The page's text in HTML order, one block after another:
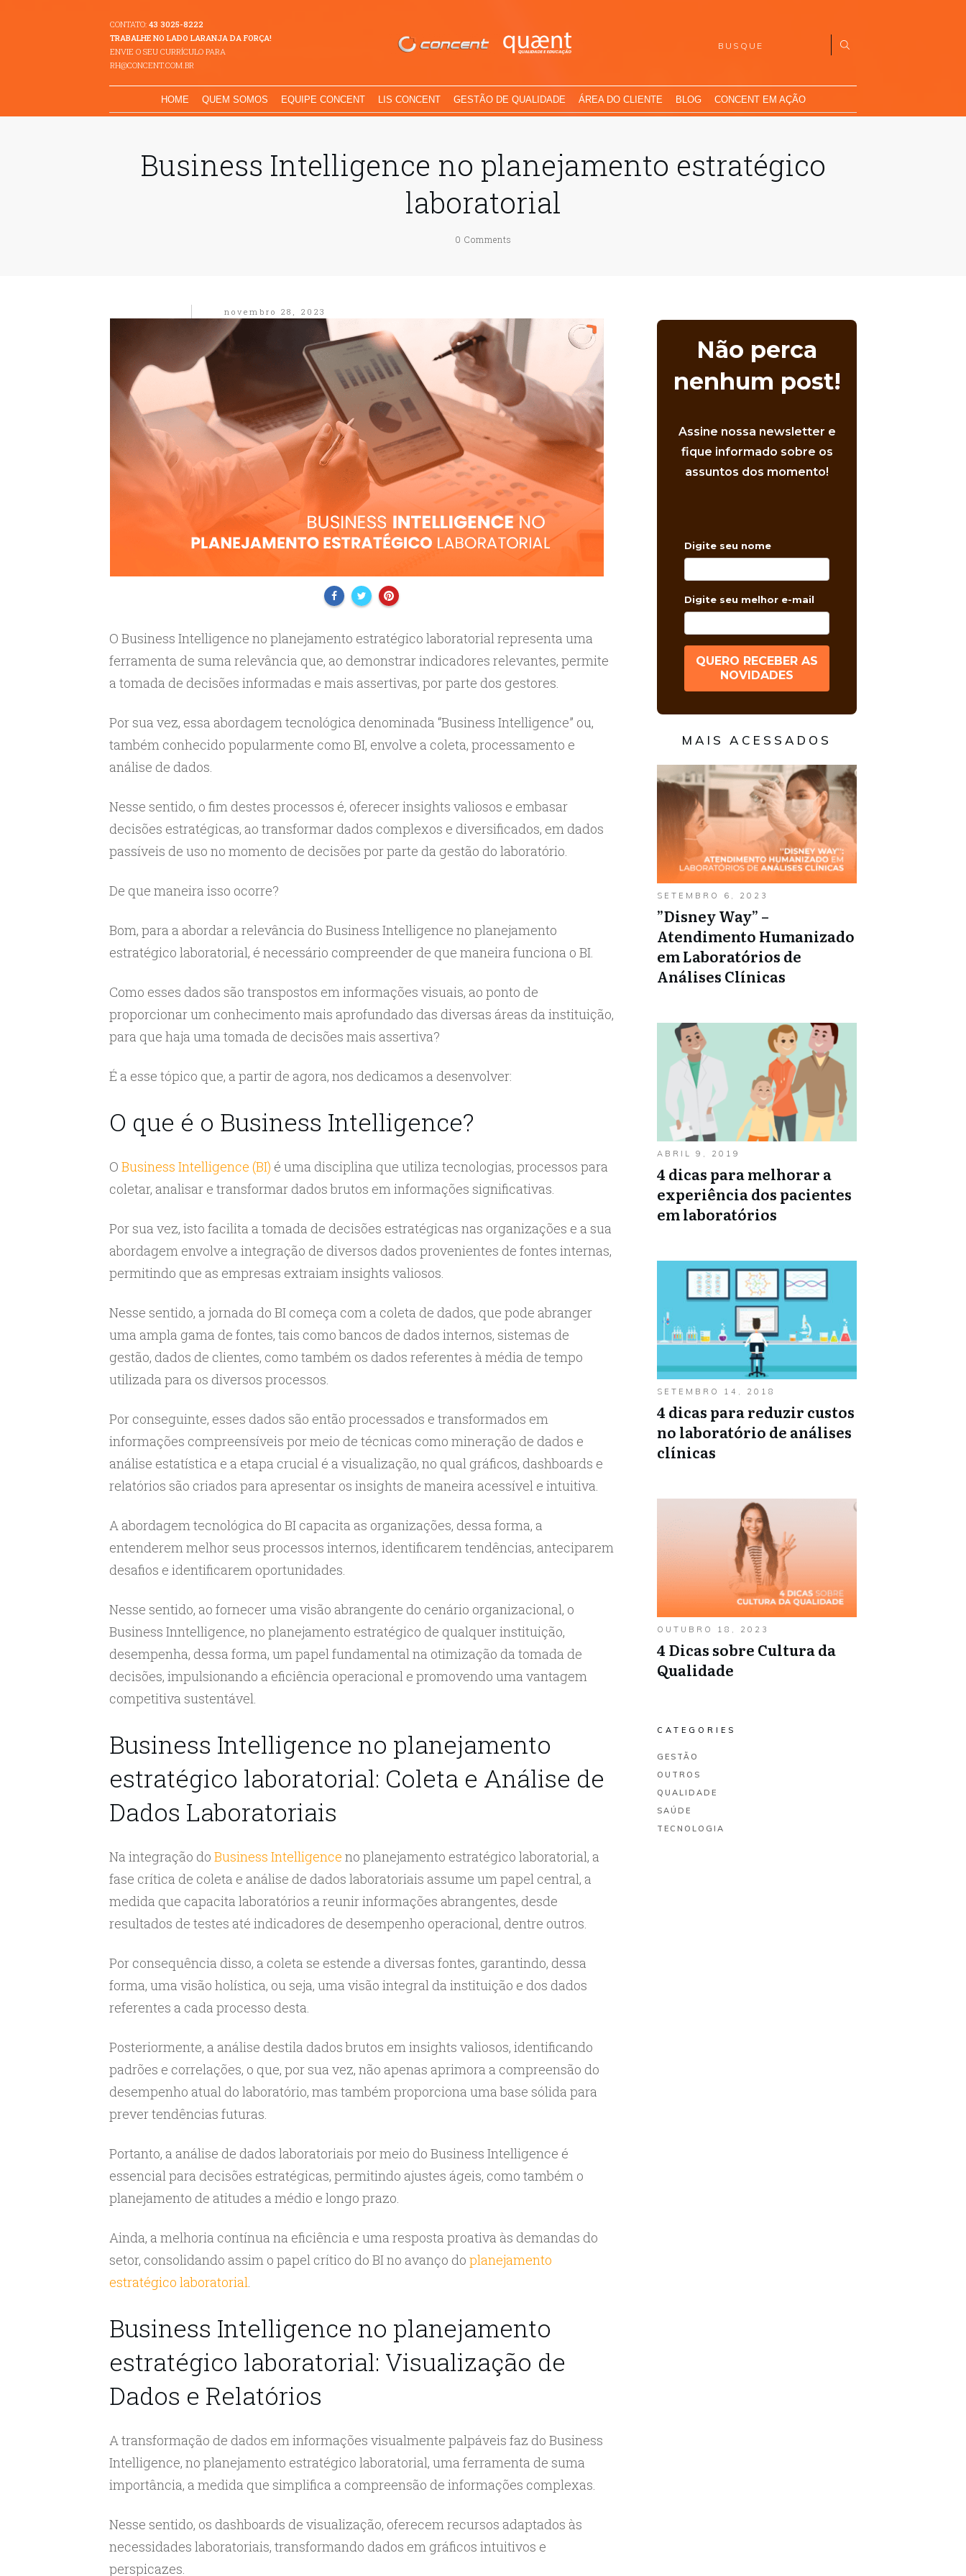
CONTATO: 43 3025-8222
TRABALHE NO LADO LARANJA DA FORÇA!
ENVIE O SEU CURRÍCULO PARA
RH@CONCENT.COM.BR
HOME QUEM SOMOS EQUIPE CONCENT LIS CONCENT GESTÃO DE QUALIDADE ÁREA DO CLIENTE BLOG CONCENT EM AÇÃO
Business Intelligence no planejamento estratégico
laboratorial
0 Comments
novembro 28, 2023
O Business Intelligence no planejamento estratégico laboratorial representa uma
ferramenta de suma relevância que, ao demonstrar indicadores relevantes, permite
a tomada de decisões informadas e mais assertivas, por parte dos gestores.
Por sua vez, essa abordagem tecnológica denominada “Business Intelligence” ou,
também conhecido popularmente como BI, envolve a coleta, processamento e
análise de dados.
Nesse sentido, o fim destes processos é, oferecer insights valiosos e embasar
decisões estratégicas, ao transformar dados complexos e diversificados, em dados
passíveis de uso no momento de decisões por parte da gestão do laboratório.
De que maneira isso ocorre?
Bom, para a abordar a relevância do Business Intelligence no planejamento
estratégico laboratorial, é necessário compreender de que maneira funciona o BI.
Como esses dados são transpostos em informações visuais, ao ponto de
proporcionar um conhecimento mais aprofundado das diversas áreas da instituição,
para que haja uma tomada de decisões mais assertiva?
É a esse tópico que, a partir de agora, nos dedicamos a desenvolver:
O que é o Business Intelligence?
O Business Intelligence (BI) é uma disciplina que utiliza tecnologias, processos para
coletar, analisar e transformar dados brutos em informações significativas.
Por sua vez, isto facilita a tomada de decisões estratégicas nas organizações e a sua
abordagem envolve a integração de diversos dados provenientes de fontes internas,
permitindo que as empresas extraiam insights valiosos.
Nesse sentido, a jornada do BI começa com a coleta de dados, que pode abranger
uma ampla gama de fontes, tais como bancos de dados internos, sistemas de
gestão, dados de clientes, como também os dados referentes à média de tempo
utilizada para os diversos processos.
Por conseguinte, esses dados são então processados e transformados em
informações compreensíveis por meio de técnicas como mineração de dados e
análise estatística e a etapa crucial é a visualização, no qual gráficos, dashboards e
relatórios são criados para apresentar os insights de maneira acessível e intuitiva.
A abordagem tecnológica do BI capacita as organizações, dessa forma, a
entenderem melhor seus processos internos, identificarem tendências, anteciparem
desafios e identificarem oportunidades.
Nesse sentido, ao fornecer uma visão abrangente do cenário organizacional, o
Business Inntelligence, no planejamento estratégico de qualquer instituição,
desempenha, dessa forma, um papel fundamental na otimização da tomada de
decisões, impulsionando a eficiência operacional e promovendo uma vantagem
competitiva sustentável.
Business Intelligence no planejamento
estratégico laboratorial: Coleta e Análise de
Dados Laboratoriais
Na integração do Business Intelligence no planejamento estratégico laboratorial, a
fase crítica de coleta e análise de dados laboratoriais assume um papel central, a
medida que capacita laboratórios a reunir informações abrangentes, desde
resultados de testes até indicadores de desempenho operacional, dentre outros.
Por consequência disso, a coleta se estende a diversas fontes, garantindo, dessa
forma, uma visão holística, ou seja, uma visão integral da instituição e dos dados
referentes a cada processo desta.
Posteriormente, a análise destila dados brutos em insights valiosos, identificando
padrões e correlações, o que, por sua vez, não apenas aprimora a compreensão do
desempenho atual do laboratório, mas também proporciona uma base sólida para
prever tendências futuras.
Portanto, a análise de dados laboratoriais por meio do Business Intelligence é
essencial para decisões estratégicas, permitindo ajustes ágeis, como também o
planejamento de atitudes a médio e longo prazo.
Ainda, a melhoria contínua na eficiência e uma resposta proativa às demandas do
setor, consolidando assim o papel crítico do BI no avanço do planejamento
estratégico laboratorial.
Business Intelligence no planejamento
estratégico laboratorial: Visualização de
Dados e Relatórios
A transformação de dados em informações visualmente palpáveis faz do Business
Intelligence, no planejamento estratégico laboratorial, uma ferramenta de suma
importância, a medida que simplifica a compreensão de informações complexas.
Nesse sentido, os dashboards de visualização, oferecem recursos adaptados às
necessidades laboratoriais, transformando dados em gráficos intuitivos e
perspicazes.
Não perca
nenhum post!
Assine nossa newsletter e
fique informado sobre os
assuntos dos momento!
Digite seu nome
Digite seu melhor e-mail
QUERO RECEBER AS
NOVIDADES
MAIS ACESSADOS
SETEMBRO 6, 2023
”Disney Way” –
Atendimento Humanizado
em Laboratórios de
Análises Clínicas
ABRIL 9, 2019
4 dicas para melhorar a
experiência dos pacientes
em laboratórios
SETEMBRO 14, 2018
4 dicas para reduzir custos
no laboratório de análises
clínicas
OUTUBRO 18, 2023
4 Dicas sobre Cultura da
Qualidade
CATEGORIES
GESTÃO
OUTROS
QUALIDADE
SAÚDE
TECNOLOGIA